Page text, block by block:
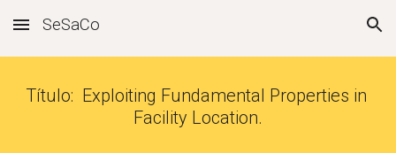
Skip to main content Skip to navigation
SeSaCo
Título:  Exploiting Fundamental Properties in
Facility Location.